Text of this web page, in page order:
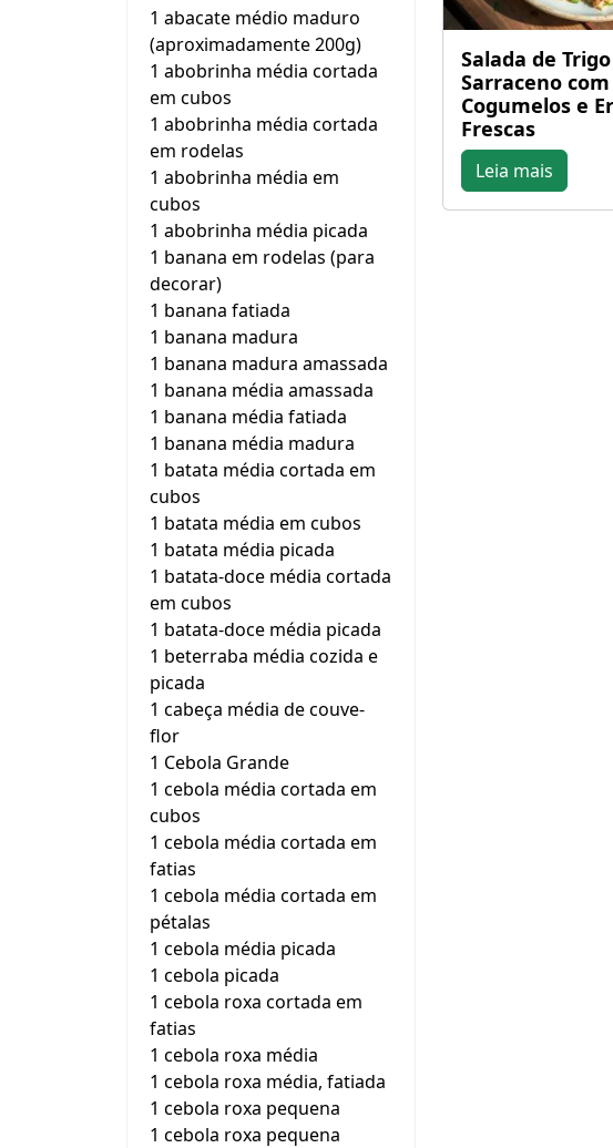
1 abacate médio maduro
(aproximadamente 200g)
1 abobrinha média cortada
em cubos
1 abobrinha média cortada
em rodelas
1 abobrinha média em
cubos
1 abobrinha média picada
1 banana em rodelas (para
decorar)
1 banana fatiada
1 banana madura
1 banana madura amassada
1 banana média amassada
1 banana média fatiada
1 banana média madura
1 batata média cortada em
cubos
1 batata média em cubos
1 batata média picada
1 batata-doce média cortada
em cubos
1 batata-doce média picada
1 beterraba média cozida e
picada
1 cabeça média de couve-
flor
1 Cebola Grande
1 cebola média cortada em
cubos
1 cebola média cortada em
fatias
1 cebola média cortada em
pétalas
1 cebola média picada
1 cebola picada
1 cebola roxa cortada em
fatias
1 cebola roxa média
1 cebola roxa média, fatiada
1 cebola roxa pequena
1 cebola roxa pequena
Salada de Trigo
Sarraceno com
Cogumelos e
Frescas
Leia mais